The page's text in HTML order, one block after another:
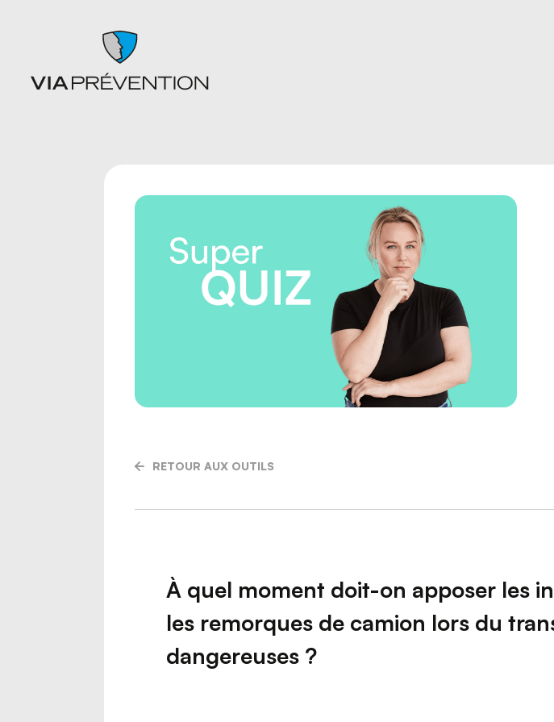
Catalogues de cours SST
Entreposage
Ergonomie et manutention
Gestion de la prévention
Lésion par équipement
Matières résiduelles
Nettoyage industriel
Nouveaux travailleurs, nouvelles
travailleuses
Risques psychosociaux
Sécurité routière
Transport de marchandises
Transport de personnes
RETOUR AUX OUTILS
À quel moment doit-on apposer les
les remorques de camion lors du
dangereuses ?